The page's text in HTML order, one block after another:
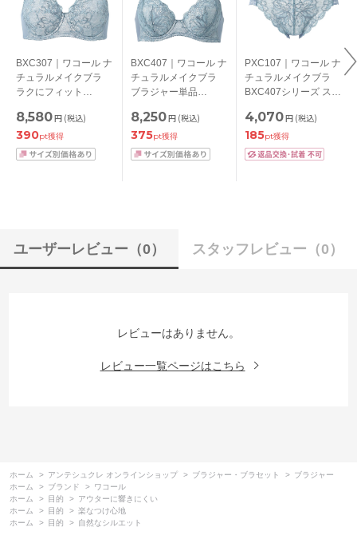
BXC307｜ワコール ナ
チュラルメイクブラ
ラクにフィット
ジャー単品 フルカッ
プ BCDEFGHIカップ
アンダー
70/75/80/85/90/95/10
8,580円 (税込)
390pt獲得
BXC407｜ワコール ナ
チュラルメイクブラ
ブラジャー単品
ダー
65/70/75/80/85cm
8,250円 (税込)
375pt獲得
PXC107｜ワコール ナ
チュラルメイクブラ
BXC407シリーズ スタ
きこみ丈あさめ ロー
ライズ ハイレッグシ
ョーツ M/L
4,070円 (税込)
185pt獲得
ユーザーレビュー （0） スタッフレビュー （0）
レビューはありません。
レビュー一覧ページはこちら
ホーム > アンテシュクレ オンラインショップ > ブラジャー・ブラセット > ブラジャー
ホーム
> ブランド > ワコール
ホーム
> 目的 > アウターに響きにくい
ホーム
> 目的 > 楽なつけ心地
ホーム
> 目的 > 自然なシルエット